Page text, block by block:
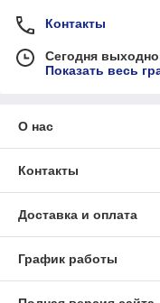
Контакты
Сегодня
Показать весь
О нас
Контакты
Доставка и оплата
График работы